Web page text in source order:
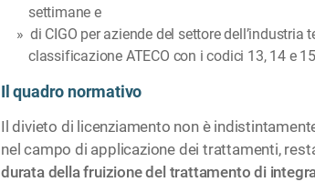
settimane e
di CIGO per aziende del settore
classificazione ATECO con i codici 13, 14 e
Il quadro normativo
Il divieto di licenziamento non è
nel campo di applicazione dei trattamenti,
durata della fruizione del trattamento di